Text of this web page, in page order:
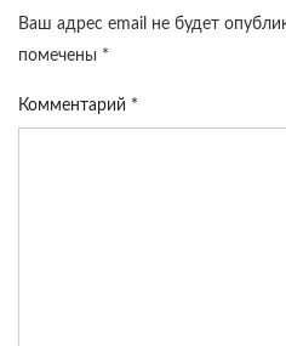
Ваш адрес email не будет
помечены *
Комментарий *